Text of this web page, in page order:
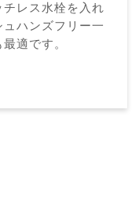
チレス水栓を入れ
ハンズフリー一
適です。